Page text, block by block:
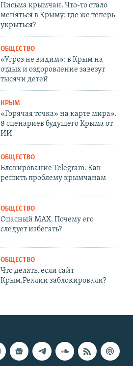
Письма крымчан. Что-то стало
меняться в Крыму: где же теперь
укрыться?
ОБЩЕСТВО
«Угроз не видим»: в Крым на
отдых и оздоровление завезут
тысячи детей
КРЫМ
«Горячая точка» на карте мира».
8 сценариев будущего Крыма от
ИИ
ОБЩЕСТВО
Блокирование Telegram. Как
решить проблему крымчанам
ОБЩЕСТВО
Опасный MAX. Почему его
следует избегать?
ОБЩЕСТВО
Что делать, если сайт
Крым.Реалии заблокировали?